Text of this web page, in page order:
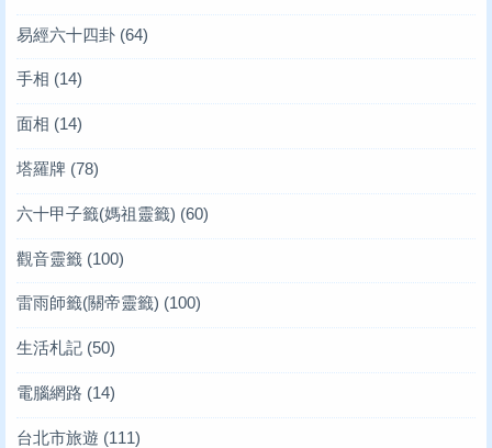
易經六十四卦 (64)
手相 (14)
面相 (14)
塔羅牌 (78)
六十甲子籤(媽祖靈籤) (60)
觀音靈籤 (100)
雷雨師籤(關帝靈籤) (100)
生活札記 (50)
電腦網路 (14)
台北市旅遊 (111)